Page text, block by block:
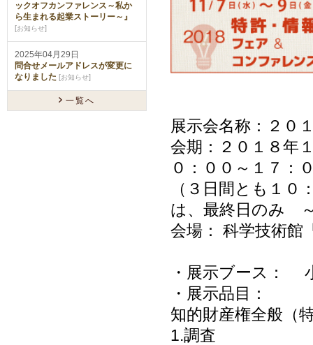
展示会名称：２０
会期：２０１８年
０：００～１７：
（３日間とも １０
は、最終日のみ
会場： 科学技術館
・展示ブース：
・展示品目：
知的財産権全般（
1.調査
ックオフカンファレンス～私か
ら生まれる起業ストーリー～』
[お知らせ]
2025年04月29日
問合せメールアドレスが変更に
なりました [お知らせ]
一覧へ